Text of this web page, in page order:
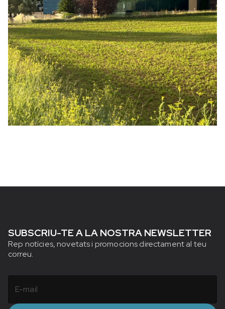
SUBSCRIU-TE A LA NOSTRA NEWSLETTER
Rep notícies, novetats i promocions directament al teu
correu.